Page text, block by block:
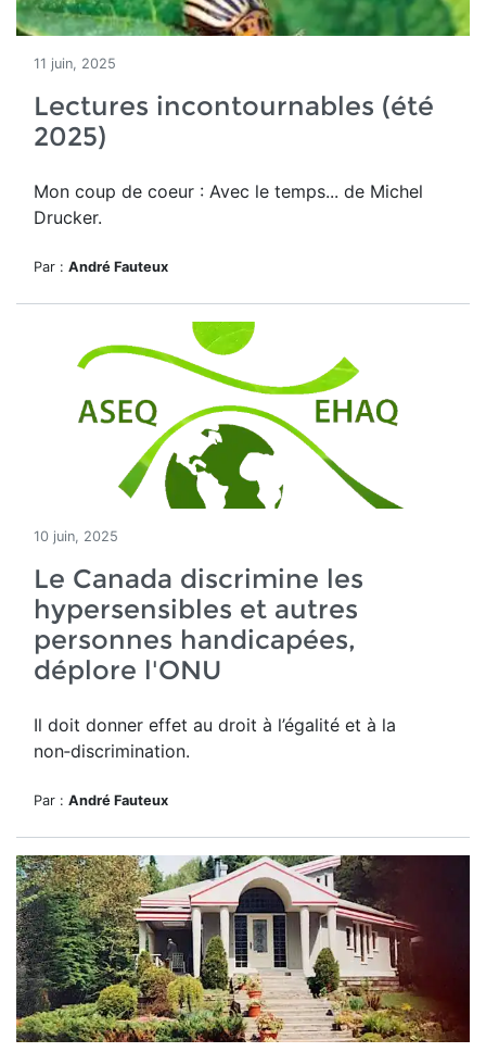
11 juin, 2025
Lectures incontournables (été
2025)
Mon coup de coeur : Avec le temps... de Michel
Drucker.
Par : André Fauteux
10 juin, 2025
Le Canada discrimine les
hypersensibles et autres
personnes handicapées,
déplore l'ONU
Il doit donner effet au droit à l’égalité et à la
non‑discrimination.
Par : André Fauteux